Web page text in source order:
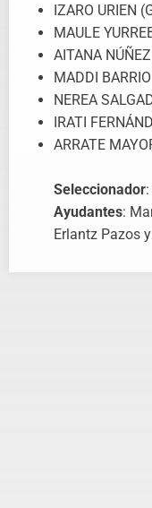
IZARO URIEN
MAULE
AITANA
MADDI
NEREA
IRATI
ARRATE
Seleccionador
Ayudantes:
Erlantz Pazos